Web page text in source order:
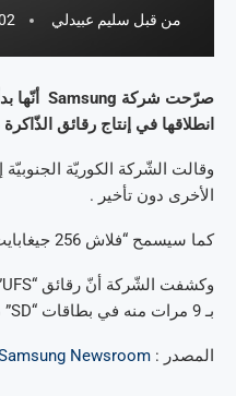
من قبل سليم عبيدلي
انطلاقها في إنتاج رقائق الذّاكرة ذات 128
الأخرى دون تأخير .
كما سيسمح “فلاش 256 جيغابايت” بالتّحويل السريع للبيانات بين الهواتف المحمولة وأجهزة أخرى عبر وسيط “USB 3.0 “.
بـ 9 مرات منه في بطاقات “SD” ذات الأداء العالي , و كذلك بضعفي السّرعة مقارنة مع محرّكات الأقراص الصّلبة للكمبيوترات المحمولة .
المصدر : Newsroom